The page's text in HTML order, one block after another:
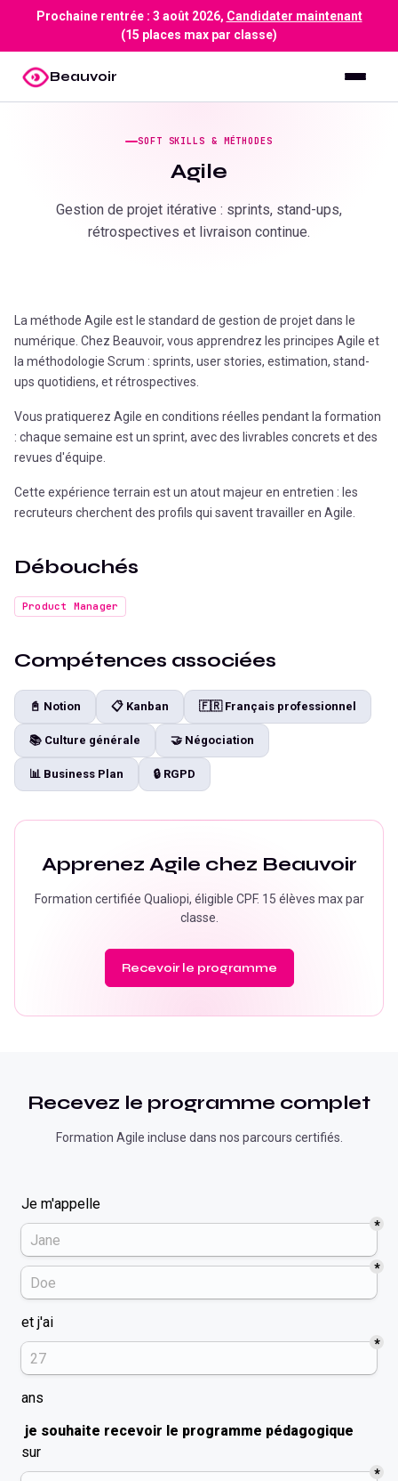
Prochaine rentrée : 3 août 2026, Candidater maintenant
(15 places max par classe)
Beauvoir
SOFT SKILLS & MÉTHODES
Agile
Gestion de projet itérative : sprints, stand-ups,
rétrospectives et livraison continue.
La méthode Agile est le standard de gestion de projet dans le
numérique. Chez Beauvoir, vous apprendrez les principes Agile et
la méthodologie Scrum : sprints, user stories, estimation, stand-
ups quotidiens, et rétrospectives.
Vous pratiquerez Agile en conditions réelles pendant la formation
: chaque semaine est un sprint, avec des livrables concrets et des
revues d'équipe.
Cette expérience terrain est un atout majeur en entretien : les
recruteurs cherchent des profils qui savent travailler en Agile.
Débouchés
Product Manager
Compétences associées
📓 Notion 📋 Kanban 🇫🇷 Français professionnel
📚 Culture générale 🤝 Négociation
📊 Business Plan 🔒 RGPD
Apprenez Agile chez Beauvoir
Formation certifiée Qualiopi, éligible CPF. 15 élèves max par
classe.
Recevoir le programme
Recevez le programme complet
Formation Agile incluse dans nos parcours certifiés.